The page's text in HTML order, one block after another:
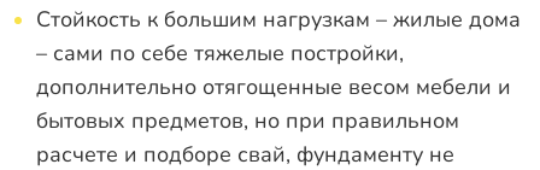
Стойкость к большим нагрузкам – жилые дома
– сами по себе тяжелые постройки,
дополнительно отягощенные весом мебели и
бытовых предметов, но при правильном
расчете и подборе свай, фундаменту не